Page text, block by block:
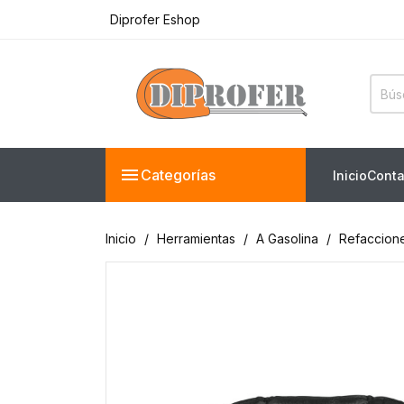
Diprofer Eshop
Diprofer Eshop
 Categorías Inicio
Inicio Herramientas A Gasolina